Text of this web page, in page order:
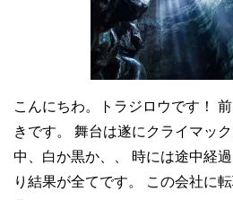
こんにちわ。トラジロウです！
きです。 舞台は遂にクライマッ
中、白か黒か、、 時には途中経
り結果が全てです。 この会社に